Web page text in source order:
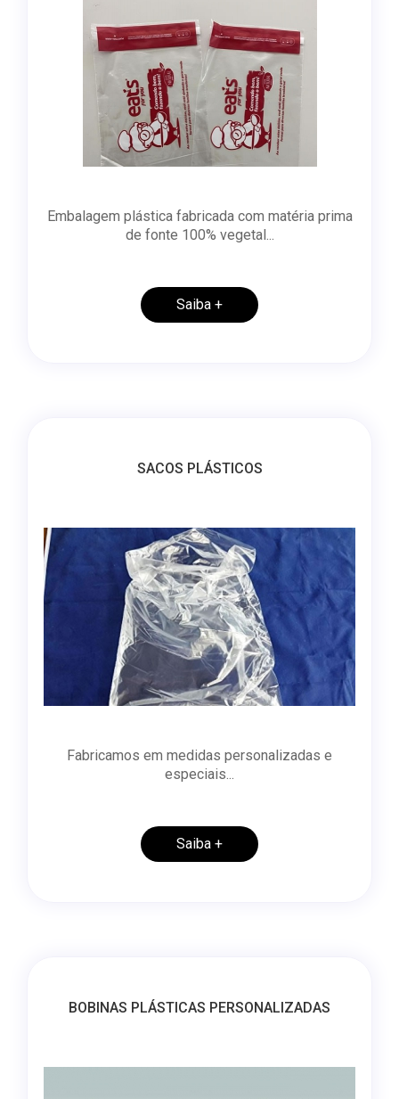
Embalagem plástica fabricada com matéria prima
de fonte 100% vegetal...
Saiba +
SACOS PLÁSTICOS
Fabricamos em medidas personalizadas e
especiais...
Saiba +
BOBINAS PLÁSTICAS PERSONALIZADAS